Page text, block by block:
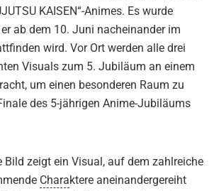
KAISEN“-Animes. Es wurde
ab dem 10. Juni nacheinander im
wird. Vor Ort werden alle drei
Visuals zum 5. Jubiläum an einem
um einen besonderen Raum zu
des 5-jährigen Anime-Jubiläums
Bild zeigt ein Visual, auf dem zahlreiche
Charaktere aneinandergereiht